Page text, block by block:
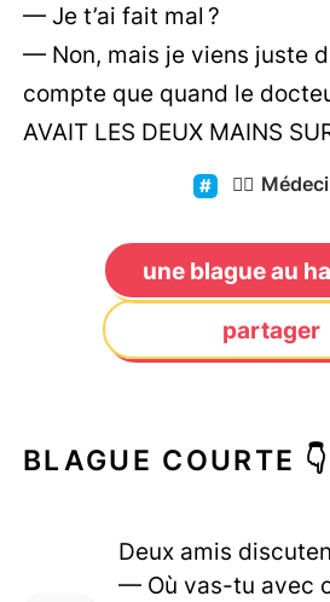
— Je t’ai fait mal ?
— Non, mais je viens juste
compte que quand le
AVAIT LES DEUX MAINS
👨‍⚕️
une blague au
partager
BLAGUE COURTE 👇
Deux amis
— Où vas-tu avec